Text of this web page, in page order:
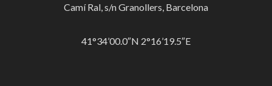
Camí Ral, s/n Granollers, Barcelona
41°34’00.0″N 2°16’19.5″E